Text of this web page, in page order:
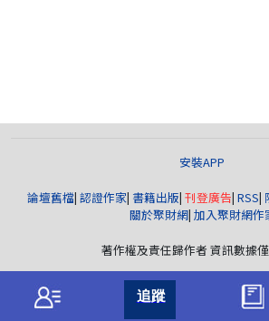
安裝APP
論壇舊檔| 認證作家| 書籍出版| 刊登廣告| RSS|
關於聚財網| 加入聚財網作
著作權及責任歸作者 資訊數據
版權所有© wearn.com All